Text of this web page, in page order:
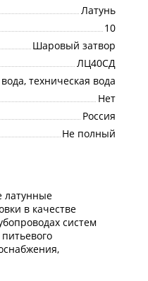
Латунь
10
Шаровый затвор
ЛЦ40СД
техническая вода
Нет
Россия
Не полный
в качестве
систем